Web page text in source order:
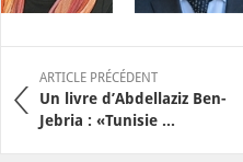
ARTICLE PRÉCÉDENT
Un livre d’Abdellaziz Ben-
Jebria : «Tunisie ...